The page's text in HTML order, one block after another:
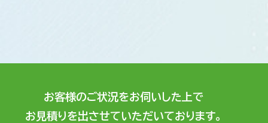
お客様のご状況をお伺いした上で
お見積りを出させていただいております。